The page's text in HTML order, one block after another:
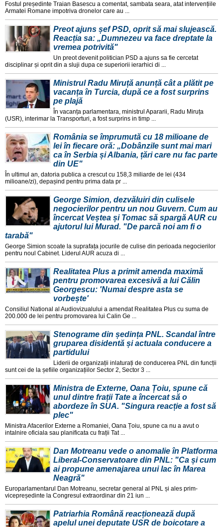
Fostul președinte Traian Basescu a comentat, sambata seara, atat intervențiile
Armatei Romane impotriva dronelor care au ...
Preot ajuns șef PSD, oprit să mai slujească.
Reacția sa: „Dumnezeu va face dreptate la
vremea potrivită"
Un preot devenit politician PSD a ajuns sa fie cercetat
disciplinar și oprit din a sluji dupa ce superiorii ierarhici di ...
Ministrul Radu Miruță anunță cât a plătit pe
vacanța în Turcia, după ce a fost surprins
pe plajă
În vacanța parlamentara, ministrul Apararii, Radu Miruța
(USR), interimar la Transporturi, a fost surprins in timp ...
România se împrumută cu 18 milioane de
lei în fiecare oră: „Dobânzile sunt mai mari
ca în Serbia și Albania, țări care nu fac parte
din UE"
În ultimul an, datoria publica a crescut cu 158,3 miliarde de lei (434
milioane/zi), depașind pentru prima data pr ...
George Simion, dezvăluiri din culisele
negocierilor pentru un nou Guvern. Cum au
încercat Veștea și Tomac să spargă AUR cu
ajutorul lui Murad. "De parcă noi am fi o
tarabă"
George Simion scoate la suprafața jocurile de culise din perioada negocierilor
pentru noul Cabinet. Liderul AUR acuza di ...
Realitatea Plus a primit amenda maximă
pentru promovarea excesivă a lui Călin
Georgescu: 'Numai despre asta se
vorbește'
Consiliul National al Audiovizualului a amendat Realitatea Plus cu suma de
200.000 de lei pentru promovarea lui Calin Ge ...
Stenograme din ședința PNL. Scandal între
gruparea disidentă și actuala conducere a
partidului
Liderii de organizații inlaturați de conducerea PNL din funcții
sunt cei de la șefiile organizațiilor Sector 2, Sector 3 ...
Ministra de Externe, Oana Țoiu, spune că
unul dintre frații Tate a încercat să o
abordeze în SUA. "Singura reacție a fost să
plec"
Ministra Afacerilor Externe a Romaniei, Oana Țoiu, spune ca nu a avut o
intalnire oficiala sau planificata cu frații Tat ...
Dan Motreanu vede o anomalie în Platforma
Liberal-Conservatoare din PNL: "Ca și cum
ai propune amenajarea unui lac în Marea
Neagră"
Europarlamentarul Dan Motreanu, secretar general al PNL și ales prim-
vicepreședinte la Congresul extraordinar din 21 iun ...
Patriarhia Română reacționează după
apelul unei deputate USR de boicotare a